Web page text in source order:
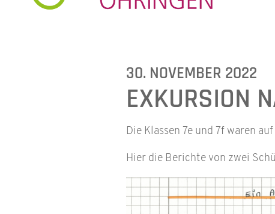
30. NOVEMBER 2022
EXKURSION
Die Klassen 7e und 7f waren
Hier die Berichte von zwei